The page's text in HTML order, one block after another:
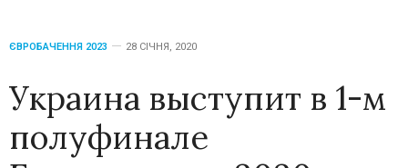
ЄВРОБАЧЕННЯ 2023 28 СІЧНЯ, 2020
Украина выступит в 1-м
полуфинале